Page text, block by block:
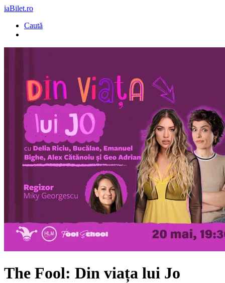
iaBilet.ro
Caută
The Fool: Din viața lui Jo